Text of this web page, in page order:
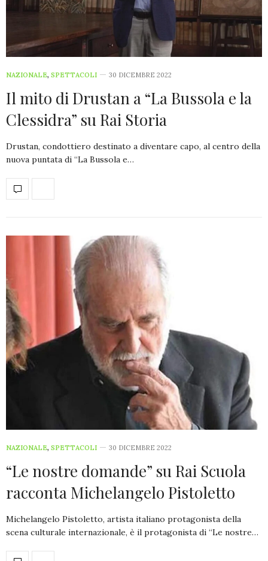
NAZIONALE, SPETTACOLI 30 DICEMBRE 2022
Il mito di Drustan a “La Bussola e la
Clessidra” su Rai Storia
Drustan, condottiero destinato a diventare capo, al centro della
nuova puntata di “La Bussola e…
NAZIONALE, SPETTACOLI 30 DICEMBRE 2022
“Le nostre domande” su Rai Scuola
racconta Michelangelo Pistoletto
Michelangelo Pistoletto, artista italiano protagonista della
scena culturale internazionale, è il protagonista di “Le nostre…